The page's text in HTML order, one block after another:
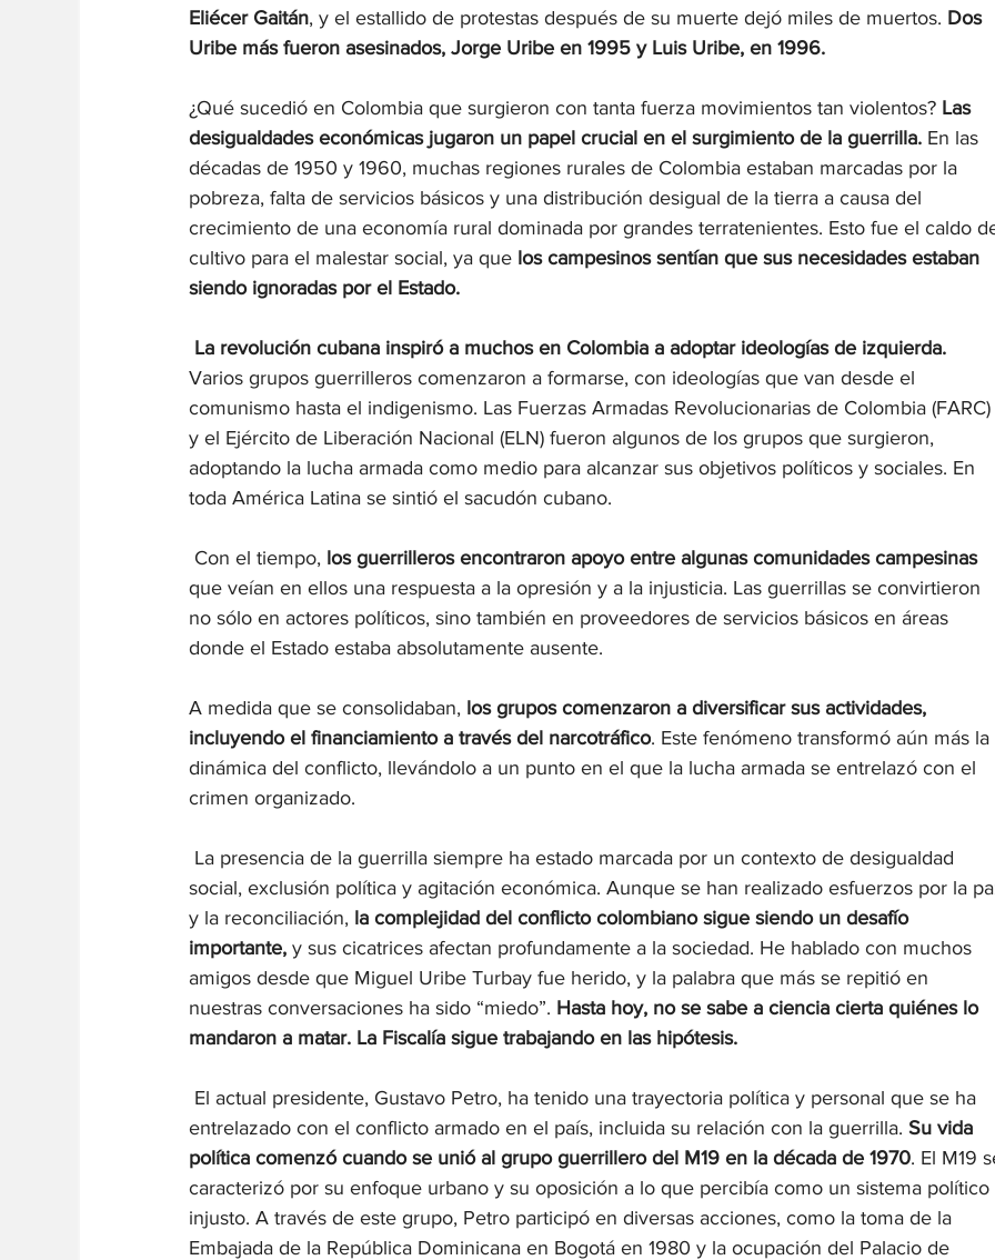
Eliécer Gaitán, y el estallido de protestas después de su muerte dejó miles de muertos. Dos
Uribe más fueron asesinados, Jorge Uribe en 1995 y Luis Uribe, en 1996.
¿Qué sucedió en Colombia que surgieron con tanta fuerza movimientos tan violentos? Las
desigualdades económicas jugaron un papel crucial en el surgimiento de la guerrilla. En las
décadas de 1950 y 1960, muchas regiones rurales de Colombia estaban marcadas por la
pobreza, falta de servicios básicos y una distribución desigual de la tierra a causa del
crecimiento de una economía rural dominada por grandes terratenientes. Esto fue el caldo
cultivo para el malestar social, ya que los campesinos sentían que sus necesidades estaban
siendo ignoradas por el Estado.
La revolución cubana inspiró a muchos en Colombia a adoptar ideologías de izquierda.
Varios grupos guerrilleros comenzaron a formarse, con ideologías que van desde el
comunismo hasta el indigenismo. Las Fuerzas Armadas Revolucionarias de Colombia (FARC)
y el Ejército de Liberación Nacional (ELN) fueron algunos de los grupos que surgieron,
adoptando la lucha armada como medio para alcanzar sus objetivos políticos y sociales. En
toda América Latina se sintió el sacudón cubano.
Con el tiempo, los guerrilleros encontraron apoyo entre algunas comunidades campesinas
que veían en ellos una respuesta a la opresión y a la injusticia. Las guerrillas se convirtieron
no sólo en actores políticos, sino también en proveedores de servicios básicos en áreas
donde el Estado estaba absolutamente ausente.
A medida que se consolidaban, los grupos comenzaron a diversificar sus actividades,
incluyendo el financiamiento a través del narcotráfico. Este fenómeno transformó aún más la
dinámica del conflicto, llevándolo a un punto en el que la lucha armada se entrelazó con el
crimen organizado.
La presencia de la guerrilla siempre ha estado marcada por un contexto de desigualdad
social, exclusión política y agitación económica. Aunque se han realizado esfuerzos por la
y la reconciliación, la complejidad del conflicto colombiano sigue siendo un desafío
importante, y sus cicatrices afectan profundamente a la sociedad. He hablado con muchos
amigos desde que Miguel Uribe Turbay fue herido, y la palabra que más se repitió en
nuestras conversaciones ha sido “miedo”. Hasta hoy, no se sabe a ciencia cierta quiénes lo
mandaron a matar. La Fiscalía sigue trabajando en las hipótesis.
El actual presidente, Gustavo Petro, ha tenido una trayectoria política y personal que se ha
entrelazado con el conflicto armado en el país, incluida su relación con la guerrilla. Su vida
política comenzó cuando se unió al grupo guerrillero del M19 en la década de 1970. El M19
caracterizó por su enfoque urbano y su oposición a lo que percibía como un sistema político
injusto. A través de este grupo, Petro participó en diversas acciones, como la toma de la
Embajada de la República Dominicana en Bogotá en 1980 y la ocupación del Palacio de